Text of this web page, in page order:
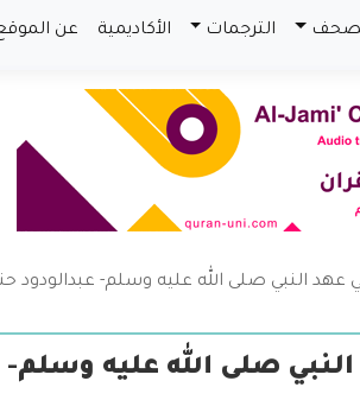
الترجمات الأكاديمية عن
عهد النبي صلى الله عليه وسلم- عبدالودود
صلى الله عليه وسلم-